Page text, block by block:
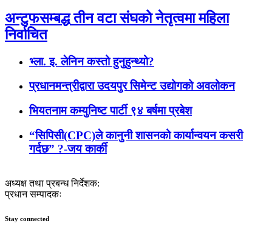
अन्टुफसम्बद्ध तीन वटा संघको नेतृत्वमा महिला
निर्वाचित
भ्ला. इ. लेनिन कस्तो हुनुहुन्थ्यो?
प्रधानमन्त्रीद्वारा उदयपुर सिमेन्ट उद्योगको अवलोकन
भियतनाम कम्युनिष्ट पार्टी ९४ बर्षमा प्रबेश
“सिपिसी(CPC)ले कानुनी शासनको कार्यान्वयन कसरी
गर्दछ” ?-जय कार्की
अध्यक्ष तथा प्रबन्ध निर्देशक:
प्रधान सम्पादकः
Stay connected